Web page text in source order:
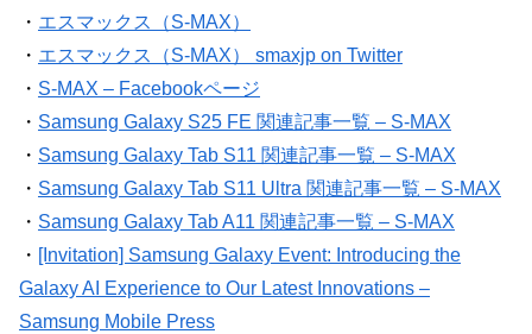
・ エスマックス（S-MAX）
・ エスマックス（S-MAX） smaxjp on Twitter
・ S-MAX – Facebookページ
・ Samsung Galaxy S25 FE 関連記事一覧 – S-MAX
・ Samsung Galaxy Tab S11 関連記事一覧 – S-MAX
・ Samsung Galaxy Tab S11 Ultra 関連記事一覧 – S-MAX
・ Samsung Galaxy Tab A11 関連記事一覧 – S-MAX
・ [Invitation] Samsung Galaxy Event: Introducing the
Galaxy AI Experience to Our Latest Innovations –
Samsung Mobile Press